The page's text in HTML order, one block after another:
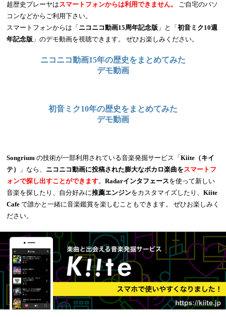
超歴史プレーヤはスマートフォンからは利用できません。
ご自宅のパソ
コンなどからご利用下さい。
スマートフォンからは「 ニコニコ動画15周年記念版 」と「 初音ミク10週
年記念版 」のデモ動画を視聴できます。 ぜひお楽しみください。
ニコニコ動画15年の歴史をまとめてみた
デモ動画
初音ミク10年の歴史をまとめてみた
デモ動画
Songrium の技術が一部利用されている音楽発掘サービス「 Kiite（キイ
テ）
」なら、 ニコニコ動画に投稿された膨大なボカロ楽曲をスマートフ
ォンで探し出すことができます。 Radarインタフェースを使って新しい
音楽を探したり、自分好みに推薦エンジンをカスタマイズしたり、 Kiite
Cafe で誰かと一緒に音楽鑑賞を楽しむこともできます。 ぜひお楽しみく
ださい。